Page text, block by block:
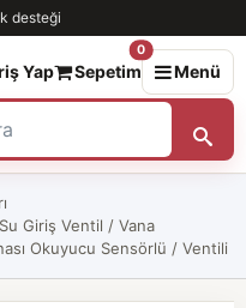
desteği
Yap Sepetim
0
Menü
Su Giriş Ventil / Vana
Okuyucu Sensörlü / Ventili